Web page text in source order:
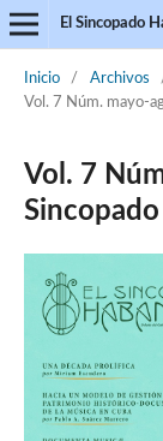
El Sincopado
Inicio / Archivos
Vol. 7 Núm. mayo-
Vol. 7